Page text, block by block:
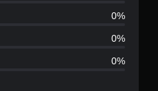
1
0%
0%
0%